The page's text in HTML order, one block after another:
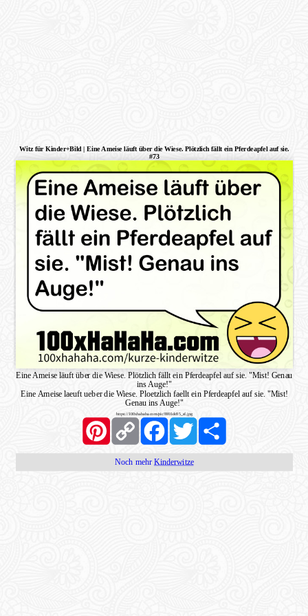
Witz für Kinder+Bild | Eine Ameise läuft über die Wiese. Plötzlich fällt ein Pferdeapfel auf sie.
#73
Eine Ameise läuft über die Wiese. Plötzlich fällt ein Pferdeapfel auf sie. "Mist! Genau
ins Auge!"
Eine Ameise laeuft ueber die Wiese. Ploetzlich faellt ein Pferdeapfel auf sie. "Mist!
Genau ins Auge!"
https://100xhahaha.com/pic!8f01dc85_sf.jpg
PinterestCopy
Link
FacebookTwitter Share
Noch mehr Kinderwitze